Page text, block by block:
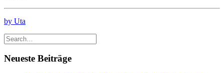
by Uta
Neueste Beiträge